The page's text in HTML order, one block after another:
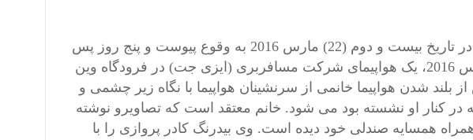
عملیات تروریستی اعضای داعش در بروکسل در تاریخ بیست و دوم (22) مارس 2016 به وقوع پیوست و پنج روز پس
از آن تاریخ ،روز شنبه بیست و ششم (26) مارس 2016، یک هواپیمای شرکت مسافربری (ایزی جت) در فرودگاه وین
بلند شدن هواپیما خانمی از سرنشینان هواپیما با نگاه زیر چشمی و
کنار او نشسته بود می شود. خانم معتقد است که تصاویرو نوشته
همسایه صندلی خود دیده است. وی بیدرنگ کادر پروازی را با